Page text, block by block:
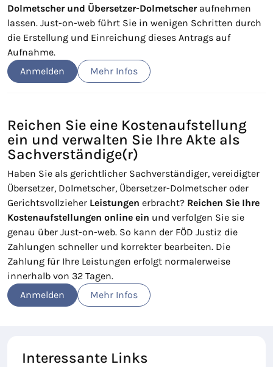
Dolmetscher und Übersetzer-Dolmetscheraufnehmen
lassen. Just-on-web führt Sie in wenigen Schritten durch
die Erstellung und Einreichung dieses Antrags auf
Aufnahme.
Anmelden
Mehr Infos
Reichen Sie eine Kostenaufstellung
ein und verwalten Sie Ihre Akte als
Sachverständige(r)
Haben Sie als gerichtlicher Sachverständiger, vereidigter
Übersetzer, Dolmetscher, Übersetzer-Dolmetscher oder
Gerichtsvollzieher Leistungen erbracht? Reichen Sie Ihre
Kostenaufstellungen online ein und verfolgen Sie sie
genau über Just-on-web. So kann der FÖD Justiz die
Zahlungen schneller und korrekter bearbeiten. Die
Zahlung für Ihre Leistungen erfolgt normalerweise
innerhalb von 32 Tagen.
Anmelden
Mehr Infos
Interessante Links